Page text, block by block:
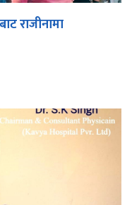
राजीनामा